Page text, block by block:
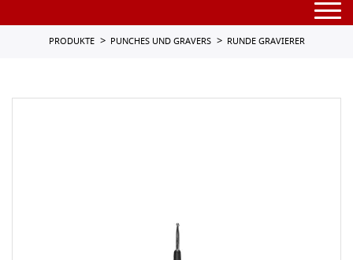
PRODUKTE PUNCHES UND GRAVERS RUNDE GRAVIERER